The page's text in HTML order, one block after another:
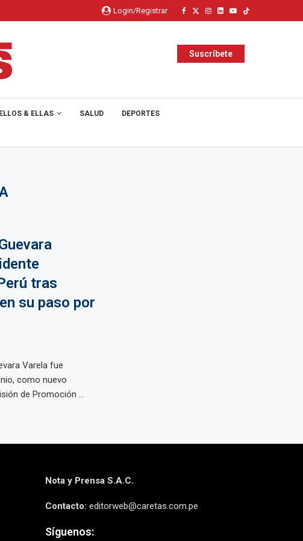
Login/Registrar
Suscríbete
ELLOS & ELLAS SALUD DEPORTES
tras
su paso por
Varela fue
como nuevo
de Promoción ...
Nota y Prensa S.A.C.
Contacto: editorweb@caretas.com.pe
Síguenos: